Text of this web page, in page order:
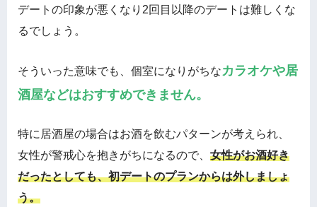
デートの印象が悪くなり2回目以降のデートは難しくな
るでしょう。
そういった意味でも、個室になりがちなカラオケや居
酒屋などはおすすめできません。
特に居酒屋の場合はお酒を飲むパターンが考えられ、
女性が警戒心を抱きがちになるので、 女性がお酒好き
だったとしても、初デートのプランからは外しましょ
う。